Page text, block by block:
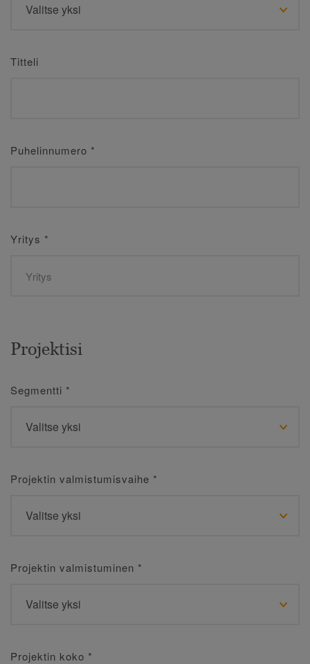
Titteli
Puhelinnumero *
Yritys *
Projektisi
Segmentti *
Projektin valmistumisvaihe *
Projektin valmistuminen *
Projektin koko *